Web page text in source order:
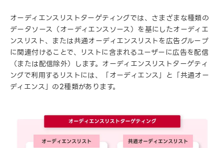
オーディエンスリストターゲティングでは、さまざまな種類の
データソース（オーディエンスソース）を基にしたオーディエ
ンスリスト、または共通オーディエンスリストを広告グループ
に関連付けることで、リストに含まれるユーザーに広告を配信
（または配信除外）します。オーディエンスリストターゲティ
ングで利用するリストには、「オーディエンス」と「共通オー
ディエンス」の2種類があります。